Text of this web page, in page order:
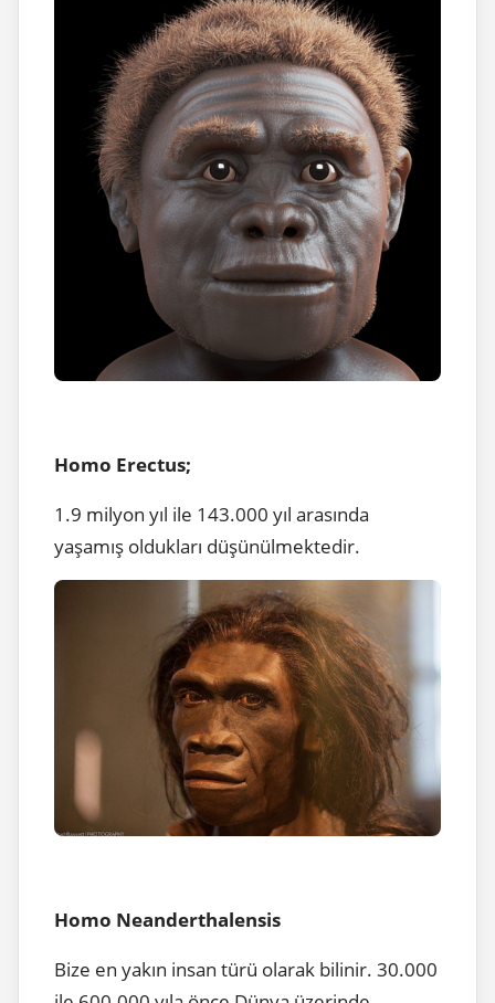
Homo Erectus;
1.9 milyon yıl ile 143.000 yıl arasında
yaşamış oldukları düşünülmektedir.
Homo Neanderthalensis
Bize en yakın insan türü olarak bilinir. 30.000